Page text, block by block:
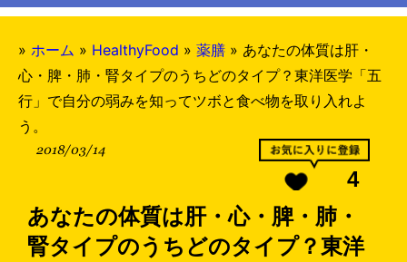
» ホーム » HealthyFood » 薬膳 » あなたの体質は肝・
心・脾・肺・腎タイプのうちどのタイプ？東洋医学「五
行」で自分の弱みを知ってツボと食べ物を取り入れよ
う。
2018/03/14
4
あなたの体質は肝・心・脾・肺・
腎タイプのうちどのタイプ？東洋